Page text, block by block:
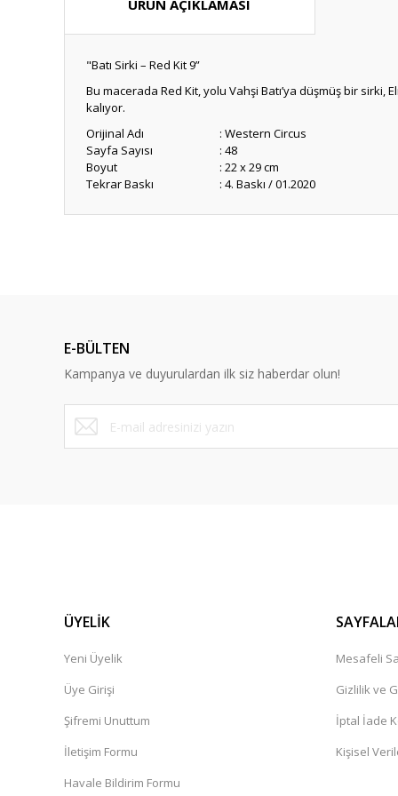
ÜRÜN AÇIKLAMASI
"Batı Sirki – Red Kit 9”
Bu macerada Red Kit, yolu Vahşi Batı’ya düşmüş bir sirki,
kalıyor.
Orijinal Adı
: Western Circus
Sayfa Sayısı
: 48
Boyut
: 22 x 29 cm
Tekrar Baskı
: 4. Baskı / 01.2020
Ürün bilgilerinde hatalar bulunuyor.
Ürün fiyatı diğer sitelerden daha pahalı.
Bu ürüne benzer farklı alternatifler olmalı.
E-BÜLTEN
Kampanya ve duyurulardan ilk siz haberdar olun!
ÜYELİK
Yeni Üyelik
Üye Girişi
Şifremi Unuttum
İletişim Formu
Havale Bildirim Formu
Mesafeli
Gizlilik ve
İptal İade
Kişisel